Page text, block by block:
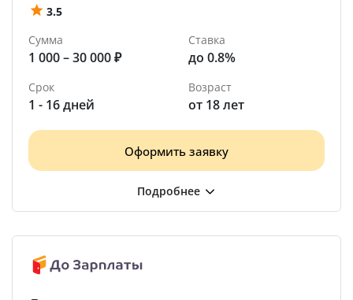
3.5
Сумма
1 000 – 30 000 ₽
Ставка
до 0.8%
Срок
1 - 16 дней
Возраст
от 18 лет
Оформить заявку